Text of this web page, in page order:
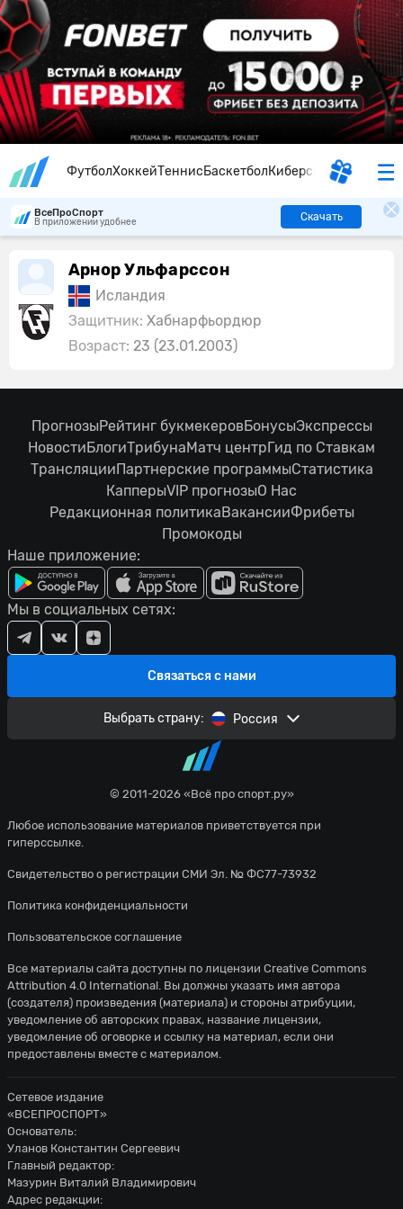
ФутболХоккейТеннисБаскетболКиберспорт
ВсеПроСпорт
В приложении удобнее Скачать
Арнор Ульфарссон
Исландия
Защитник: Хабнарфьордюр
Возраст: 23 (23.01.2003)
© 2011-2026 «Всё про спорт.ру»
Любое использование материалов приветствуется при
гиперссылке.
Свидетельство о регистрации СМИ Эл. № ФС77-73932
Политика конфиденциальности
Пользовательское соглашение
ПрогнозыРейтинг букмекеровБонусыЭкспрессы
НовостиБлогиТрибунаМатч центрГид по Ставкам
ТрансляцииПартнерские программыСтатистика
КапперыVIP прогнозыО Нас
Редакционная политикаВакансииФрибеты
Промокоды
Наше приложение:
Связаться с нами
Мы в социальных сетях:
Выбрать страну: Россия
Все материалы сайта доступны по лицензии Creative Commons
Attribution 4.0 International. Вы должны указать имя автора
(создателя) произведения (материала) и стороны атрибуции,
уведомление об авторских правах, название лицензии,
уведомление об оговорке и ссылку на материал, если они
предоставлены вместе с материалом.
Сетевое издание
«ВСЕПРОСПОРТ»
Основатель:
Уланов Константин Сергеевич
Главный редактор:
Мазурин Виталий Владимирович
Адрес редакции: